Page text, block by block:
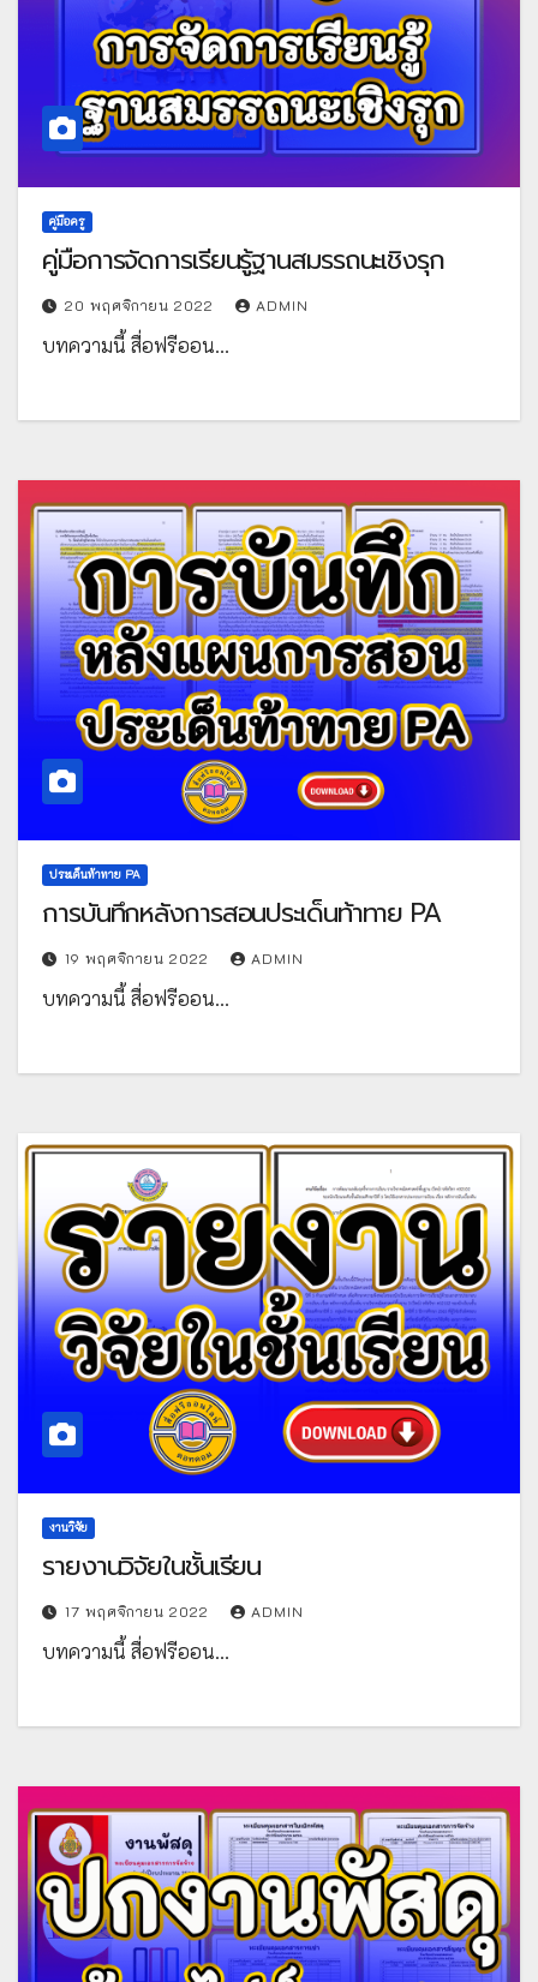
คู่มือครู
คู่มือการจัดการเรียนรู้ฐานสมรรถนะเชิงรุก
20 พฤศจิกายน 2022 ADMIN
บทความนี้ สื่อฟรีออน…
ประเด็นท้าทาย PA
การบันทึกหลังการสอนประเด็นท้าทาย PA
19 พฤศจิกายน 2022 ADMIN
บทความนี้ สื่อฟรีออน…
งานวิจัย
รายงานวิจัยในชั้นเรียน
17 พฤศจิกายน 2022 ADMIN
บทความนี้ สื่อฟรีออน…